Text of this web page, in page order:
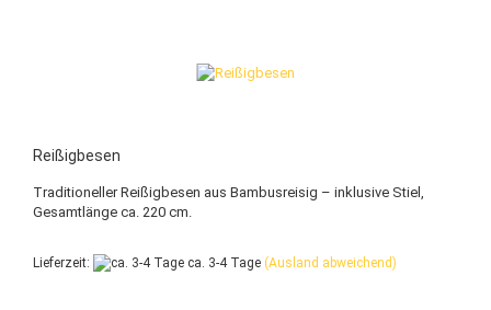
Reißigbesen
Traditioneller Reißigbesen aus Bambusreisig – inklusive Stiel,
Gesamtlänge ca. 220 cm.
Lieferzeit: ca. 3-4 Tage (Ausland abweichend)